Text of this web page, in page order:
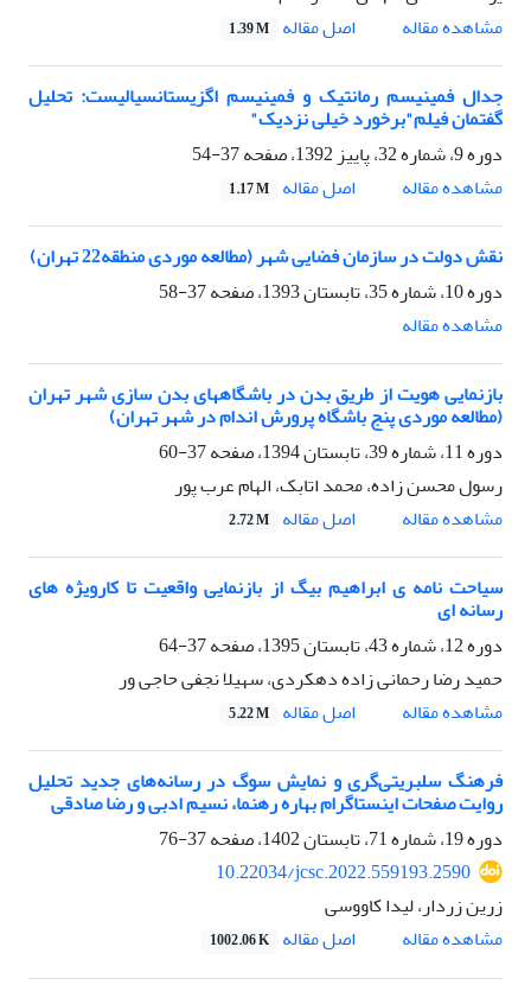
مشاهده مقاله
اصل مقاله 1.39 M
جدال فمینیسم رمانتیک و فمینیسم اگزیستانسیالیست: تحلیل
گفتمان فیلم"برخورد خیلی نزدیک"
دوره 9، شماره 32، پاییز 1392، صفحه
37-54
مشاهده مقاله
اصل مقاله 1.17 M
نقش دولت در سازمان فضایی شهر (مطالعه موردی منطقه22 تهران)
دوره 10، شماره 35، تابستان 1393، صفحه
37-58
مشاهده مقاله
بازنمایی هویت از طریق بدن در باشگاههای بدن سازی شهر تهران
(مطالعه موردی پنج باشگاه پرورش اندام در شهر تهران)
دوره 11، شماره 39، تابستان 1394، صفحه
37-60
رسول محسن زاده، محمد اتابک، الهام عرب پور
مشاهده مقاله
اصل مقاله 2.72 M
سیاحت نامه ی ابراهیم بیگ از بازنمایی واقعیت تا کارویژه های
رسانه ای
دوره 12، شماره 43، تابستان 1395، صفحه
37-64
حمید رضا رحمانی زاده دهکردی، سهیلا نجفی حاجی ور
مشاهده مقاله
اصل مقاله 5.22 M
فرهنگ سلبریتی‌گری و نمایش سوگ در رسانه‌های جدید تحلیل
روایت صفحات اینستاگرام بهاره رهنما، نسیم ادبی و رضا صادقی
دوره 19، شماره 71، تابستان 1402، صفحه
37-76
10.22034/jcsc.2022.559193.2590
زرین زردار، لیدا کاووسی
مشاهده مقاله
اصل مقاله 1002.06 K